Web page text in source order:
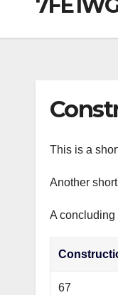
This is a
Another
A concluding
67
m